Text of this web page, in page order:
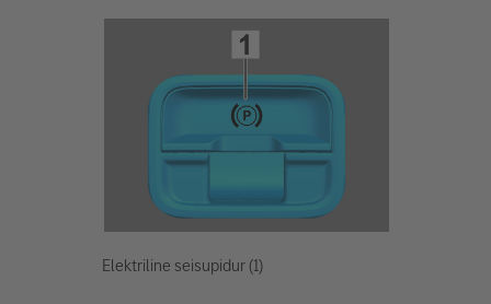
Elektriline seisupidur (1)